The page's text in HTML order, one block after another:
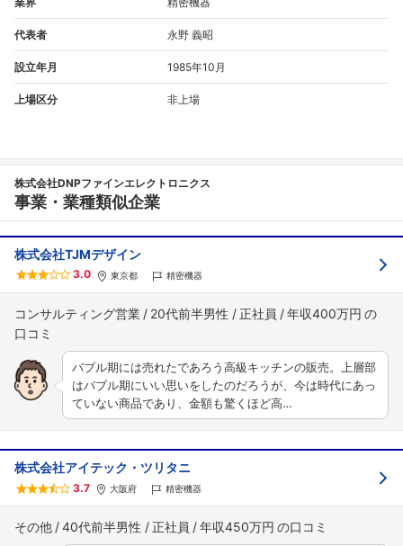
代表者 永野 義昭
設立年月 1985年10月
上場区分 非上場
株式会社DNPファインエレクトロニクス
事業・業種類似企業
株式会社TJMデザイン
3.0 東京都 精密機器
コンサルティング営業 20代前半男性 正社員 年収400万円
バブル期には売れたであろう高級キッチンの販売。上層部
はバブル期にいい思いをしたのだろうが、今は時代にあっ
ていない商品であり、金額も驚くほど高…
株式会社アイテック・ツリタニ
3.7 大阪府 精密機器
その他 40代前半男性 正社員 年収450万円